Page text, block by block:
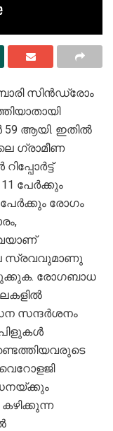
സിൻഡ്രോം
59 ആയി. ഇതിൽ
ഗ്രാമീണ
പേർക്കും
രോഗം
സ്രവവുമാണു
രോഗബാധ
സന്ദർശനം